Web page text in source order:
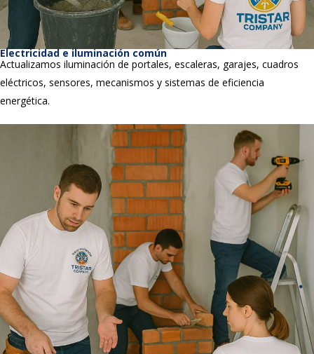
Electricidad e iluminación común
Actualizamos iluminación de portales, escaleras, garajes, cuadros
eléctricos, sensores, mecanismos y sistemas de eficiencia
energética.